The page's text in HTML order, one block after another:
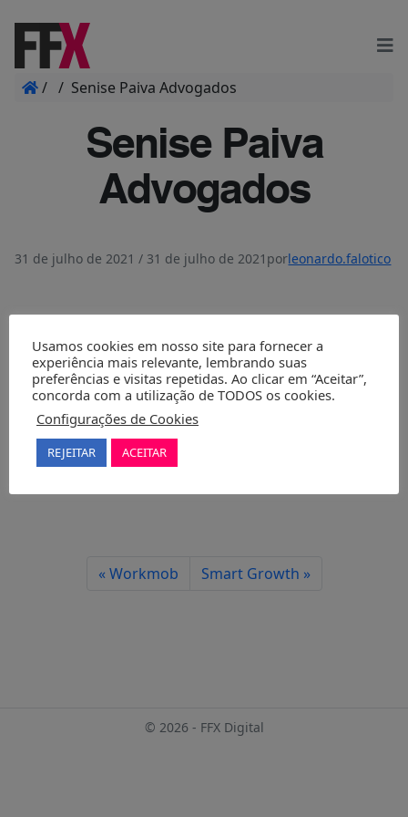
/ / Senise Paiva Advogados
Senise Paiva
Advogados
31 de julho de 2021 / 31 de julho de 2021 porleonardo.falotico
Workmob Smart Growth
© 2026 - FFX Digital
Usamos cookies em nosso site para fornecer a
experiência mais relevante, lembrando suas
preferências e visitas repetidas. Ao clicar em “Aceitar”,
concorda com a utilização de TODOS os cookies.
Configurações de Cookies
REJEITAR ACEITAR